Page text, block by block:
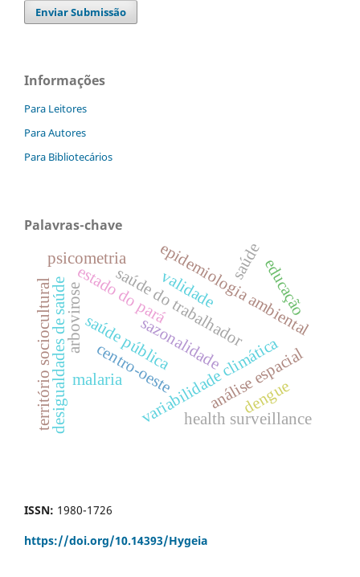
Enviar Submissão
Informações
Para Leitores
Para Autores
Para Bibliotecários
Palavras-chave
sazonalidade
epidemiologia ambiental
saúde pública
estado do pará
variabilidade climática
análise espacial
arbovirose
centro-oeste
saúde do trabalhador
psicometria
validade
desigualdades de saúde
território sociocultural malaria
health surveillance
dengue
educação
saúde
ISSN: 1980-1726
https://doi.org/10.14393/Hygeia